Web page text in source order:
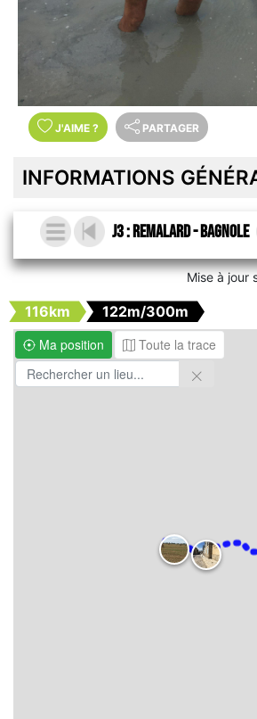
J'AIME ? PARTAGER
INFORMATIONS
J3 : Remalard - Bagnole
Mise à jour
116km
122m/300m
Ma position
Toute la trace